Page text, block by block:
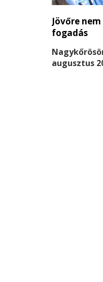
Jövőre
fogadás
augusztus